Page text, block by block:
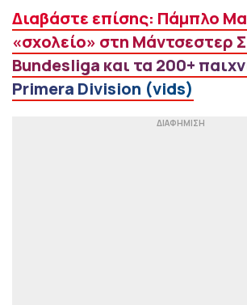
Διαβάστε επίσης: Πάμπλο
«σχολείο» στη Μάντσεστερ
Bundesliga και τα 200+
Primera Division (vids)